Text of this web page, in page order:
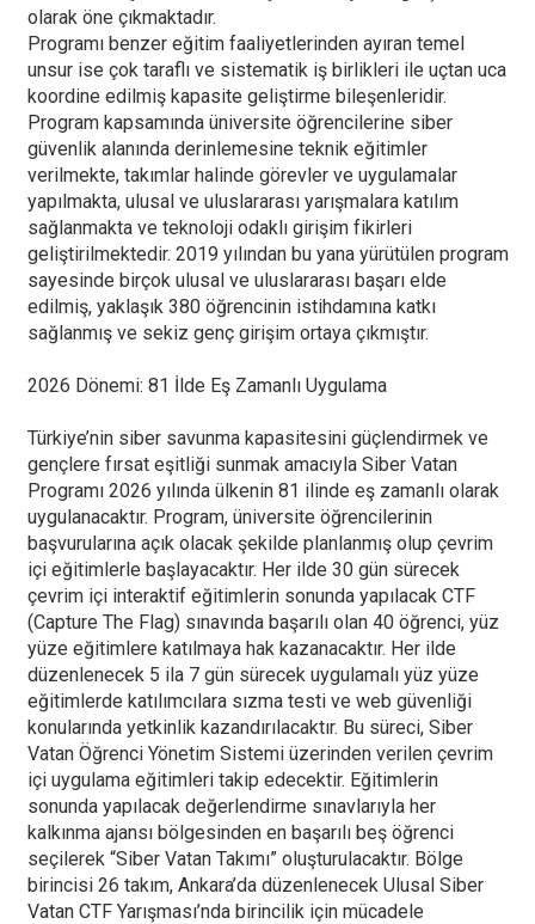
olarak öne çıkmaktadır.
Programı benzer eğitim faaliyetlerinden ayıran temel
unsur ise çok taraflı ve sistematik iş birlikleri ile uçtan uca
koordine edilmiş kapasite geliştirme bileşenleridir.
Program kapsamında üniversite öğrencilerine siber
güvenlik alanında derinlemesine teknik eğitimler
verilmekte, takımlar halinde görevler ve uygulamalar
yapılmakta, ulusal ve uluslararası yarışmalara katılım
sağlanmakta ve teknoloji odaklı girişim fikirleri
geliştirilmektedir. 2019 yılından bu yana yürütülen program
sayesinde birçok ulusal ve uluslararası başarı elde
edilmiş, yaklaşık 380 öğrencinin istihdamına katkı
sağlanmış ve sekiz genç girişim ortaya çıkmıştır.
2026 Dönemi: 81 İlde Eş Zamanlı Uygulama
Türkiye’nin siber savunma kapasitesini güçlendirmek ve
gençlere fırsat eşitliği sunmak amacıyla Siber Vatan
Programı 2026 yılında ülkenin 81 ilinde eş zamanlı olarak
uygulanacaktır. Program, üniversite öğrencilerinin
başvurularına açık olacak şekilde planlanmış olup çevrim
içi eğitimlerle başlayacaktır. Her ilde 30 gün sürecek
çevrim içi interaktif eğitimlerin sonunda yapılacak CTF
(Capture The Flag) sınavında başarılı olan 40 öğrenci, yüz
yüze eğitimlere katılmaya hak kazanacaktır. Her ilde
düzenlenecek 5 ila 7 gün sürecek uygulamalı yüz yüze
eğitimlerde katılımcılara sızma testi ve web güvenliği
konularında yetkinlik kazandırılacaktır. Bu süreci, Siber
Vatan Öğrenci Yönetim Sistemi üzerinden verilen çevrim
içi uygulama eğitimleri takip edecektir. Eğitimlerin
sonunda yapılacak değerlendirme sınavlarıyla her
kalkınma ajansı bölgesinden en başarılı beş öğrenci
seçilerek “Siber Vatan Takımı” oluşturulacaktır. Bölge
birincisi 26 takım, Ankara’da düzenlenecek Ulusal Siber
Vatan CTF Yarışması’nda birincilik için mücadele